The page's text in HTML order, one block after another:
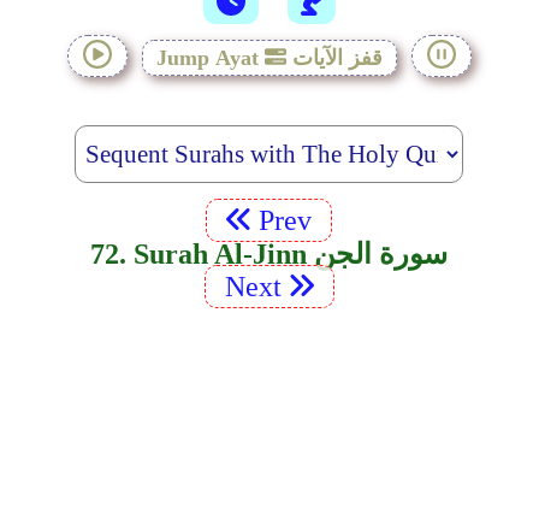
Jump Ayat قفز الآيات
Prev
72. Surah Al-Jinn سورة الجن
Next